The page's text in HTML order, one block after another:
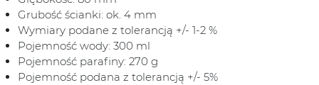
Grubość ścianki: ok. 4 mm
Wymiary podane z tolerancją +/- 1-2 %
Pojemność wody: 300 ml
Pojemność parafiny: 270 g
Pojemność podana z tolerancją +/- 5%